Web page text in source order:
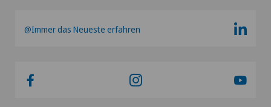
@Immer das Neueste erfahren